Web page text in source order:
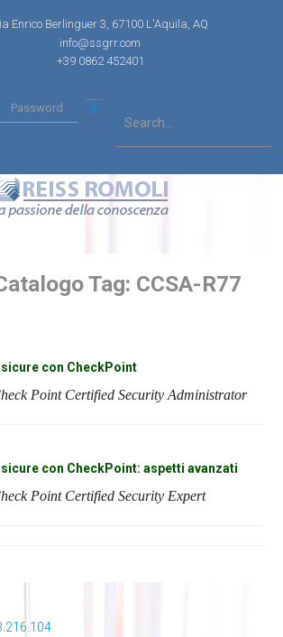
Enrico Berlinguer 3, 67100 L'Aquila, AQ
info@ssgrr.com
+39 0862 452401
Tag: CCSA-R77
con CheckPoint
Point Certified Security Administrator
con CheckPoint: aspetti avanzati
Point Certified Security Expert